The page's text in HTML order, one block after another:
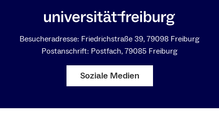
Besucheradresse: Friedrichstraße 39, 79098 Freiburg
Postanschrift: Postfach, 79085 Freiburg
Soziale Medien